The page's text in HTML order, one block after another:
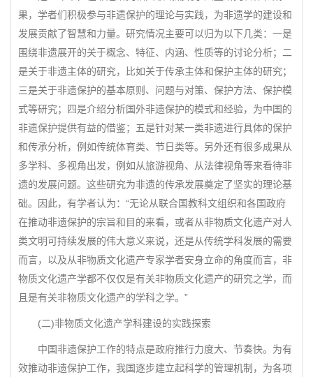
果，学者们积极参与非遗保护的理论与实践，为非遗学的建设和
发展贡献了智慧和力量。研究情况主要可以归为以下几类：一是
围绕非遗展开的关于概念、特征、内涵、性质等的讨论分析；二
是关于非遗主体的研究，比如关于传承主体和保护主体的研究；
三是关于非遗保护的基本原则、问题与对策、保护方法、保护模
式等研究；四是介绍分析国外非遗保护的模式和经验，为中国的
非遗保护提供有益的借鉴；五是针对某一类非遗进行具体的保护
和传承分析，例如传统体育类、节日类等。另外还有很多成果从
多学科、多视角出发，例如从旅游视角、从法律视角等来看待非
遗的发展问题。这些研究为非遗的传承发展奠定了坚实的理论基
础。因此，有学者认为：“无论从联合国教科文组织和各国政府
在推动非遗保护的宗旨和目的来看，或者从非物质文化遗产对人
类文明可持续发展的伟大意义来说，还是从传统学科发展的需要
而言，以及从非物质文化遗产专家学者安身立命的角度而言，非
物质文化遗产学都不仅仅是有关非物质文化遗产的研究之学，而
且是有关非物质文化遗产的学科之学。”
(二)非物质文化遗产学科建设的实践探索
中国非遗保护工作的特点是政府推行力度大、节奏快。为有
效推动非遗保护工作，我国逐步建立起科学的管理机制，为各项